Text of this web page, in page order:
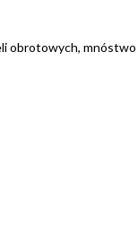
obrotowych, mnóstwo